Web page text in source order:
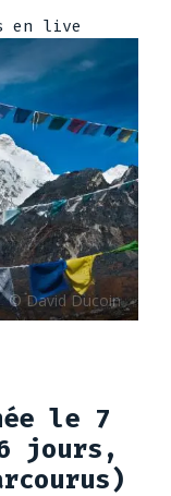
en live
le 7
jours,